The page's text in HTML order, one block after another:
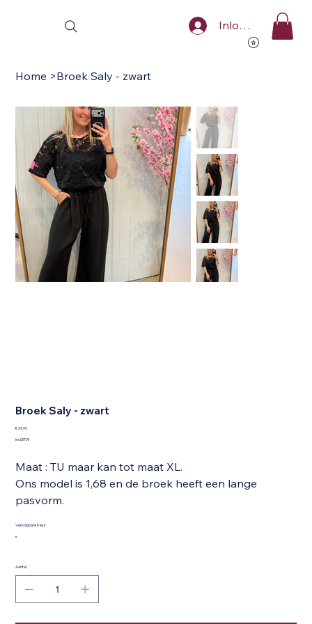
Inloggen
Home >Broek Saly - zwart
Broek Saly - zwart
Prijs
€ 39,99
incl.BTW
Maat : TU maar kan tot maat XL.
Ons model is 1,68 en de broek heeft een lange
pasvorm.
Verkrijgbare Kleur
Aantal